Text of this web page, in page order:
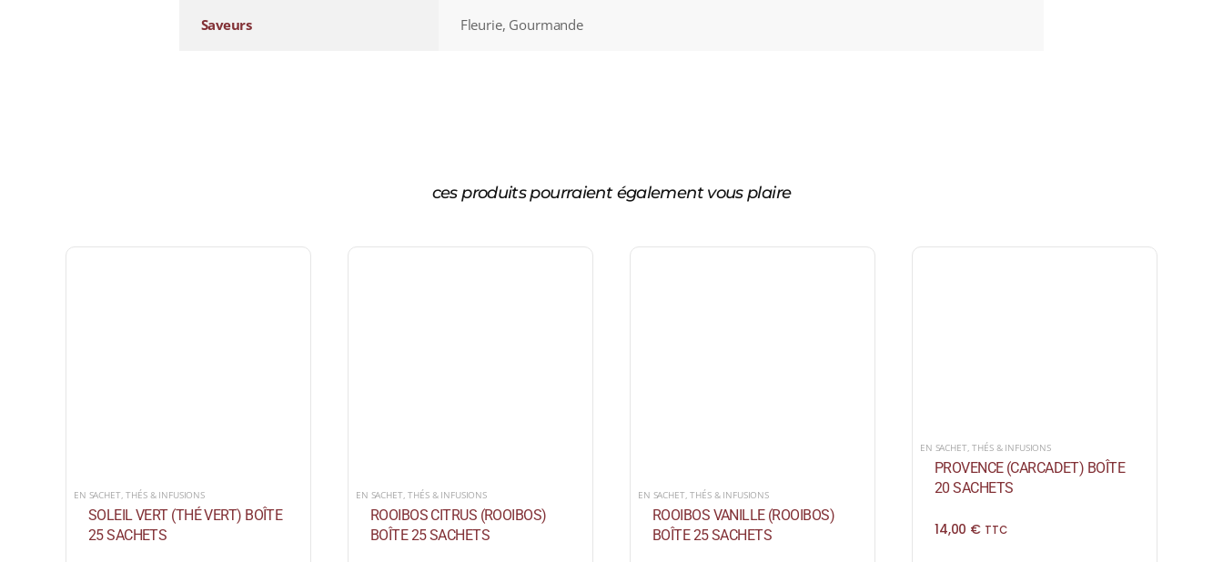
Saveurs Fleurie, Gourmande
ces produits pourraient également vous plaire
EN SACHET,THÉS & INFUSIONS
SOLEIL VERT (THÉ VERT) BOÎTE
25 SACHETS
EN SACHET,THÉS & INFUSIONS
ROOIBOS CITRUS (ROOIBOS)
BOÎTE 25 SACHETS
EN SACHET,THÉS & INFUSIONS
ROOIBOS VANILLE (ROOIBOS)
BOÎTE 25 SACHETS
EN SACHET,THÉS & INFUSIONS
PROVENCE (CARCADET) BOÎTE
20 SACHETS
14,00 € TTC